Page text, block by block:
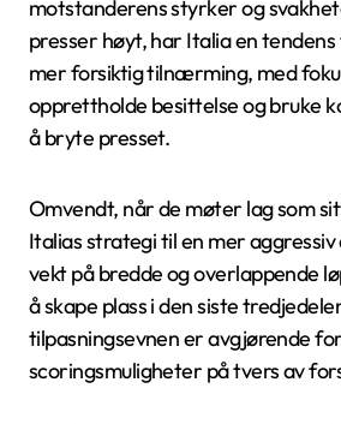
motstanderens styrker og
presser høyt, har Italia en
mer forsiktig tilnærming, med
opprettholde besittelse og bruke
å bryte presset.
Omvendt, når de møter lag som
Italias strategi til en mer
vekt på bredde og overlappende
å skape plass i den siste
tilpasningsevnen er avgjørende
scoringsmuligheter på tvers av